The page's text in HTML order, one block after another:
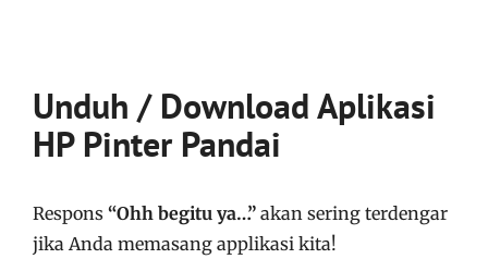
Unduh / Download Aplikasi
HP Pinter Pandai
Respons “Ohh begitu ya…” akan sering terdengar
jika Anda memasang applikasi kita!